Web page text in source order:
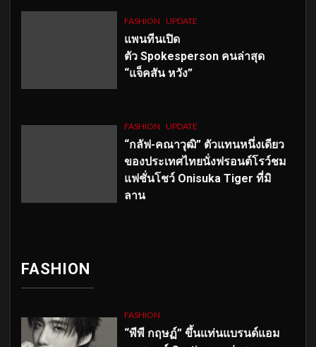
FASHION UPDATE
แพนทีนเปิด
ตัว Spokesperson คนล่าสุด
“แจ็คสัน หวัง”
FASHION UPDATE
“กลัฟ-คณาวุฒิ” ตัวแทนหนึ่งเดียว
ของประเทศไทยนั่งฟรอนต์โรว์ชม
แฟชั่นโชว์ Onisuka Tiger ที่มิ
ลาน
FASHION
FASHION
“พีพี กฤษฏ์” ขึ้นแท่นแบรนด์แอม